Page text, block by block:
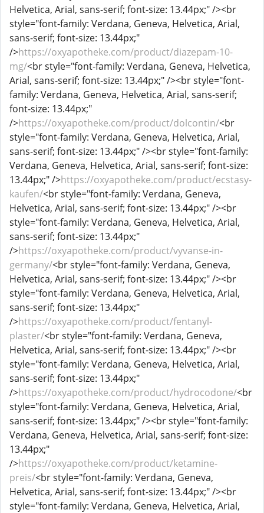
Helvetica, Arial, sans-serif; font-size: 13.44px;" /><br
style="font-family: Verdana, Geneva, Helvetica, Arial,
sans-serif; font-size: 13.44px;"
/>https://oxyapotheke.com/product/diazepam-10-
mg/<br style="font-family: Verdana, Geneva, Helvetica,
Arial, sans-serif; font-size: 13.44px;" /><br style="font-
family: Verdana, Geneva, Helvetica, Arial, sans-serif;
font-size: 13.44px;"
/>https://oxyapotheke.com/product/dolcontin/<br
style="font-family: Verdana, Geneva, Helvetica, Arial,
sans-serif; font-size: 13.44px;" /><br style="font-family:
Verdana, Geneva, Helvetica, Arial, sans-serif; font-size:
13.44px;" />https://oxyapotheke.com/product/ecstasy-
kaufen/<br style="font-family: Verdana, Geneva,
Helvetica, Arial, sans-serif; font-size: 13.44px;" /><br
style="font-family: Verdana, Geneva, Helvetica, Arial,
sans-serif; font-size: 13.44px;"
/>https://oxyapotheke.com/product/vyvanse-in-
germany/<br style="font-family: Verdana, Geneva,
Helvetica, Arial, sans-serif; font-size: 13.44px;" /><br
style="font-family: Verdana, Geneva, Helvetica, Arial,
sans-serif; font-size: 13.44px;"
/>https://oxyapotheke.com/product/fentanyl-
plaster/<br style="font-family: Verdana, Geneva,
Helvetica, Arial, sans-serif; font-size: 13.44px;" /><br
style="font-family: Verdana, Geneva, Helvetica, Arial,
sans-serif; font-size: 13.44px;"
/>https://oxyapotheke.com/product/hydrocodone/<br
style="font-family: Verdana, Geneva, Helvetica, Arial,
sans-serif; font-size: 13.44px;" /><br style="font-family:
Verdana, Geneva, Helvetica, Arial, sans-serif; font-size:
13.44px;"
/>https://oxyapotheke.com/product/ketamine-
preis/<br style="font-family: Verdana, Geneva,
Helvetica, Arial, sans-serif; font-size: 13.44px;" /><br
style="font-family: Verdana, Geneva, Helvetica, Arial,